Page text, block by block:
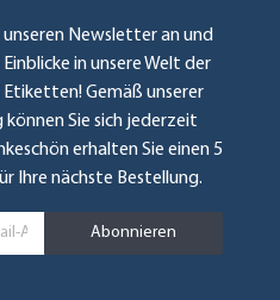
Newsletter an und
in unsere Welt der
Gemäß unserer
können Sie sich jederzeit
erhalten Sie einen 5
Ihre nächste Bestellung.
Abonnieren